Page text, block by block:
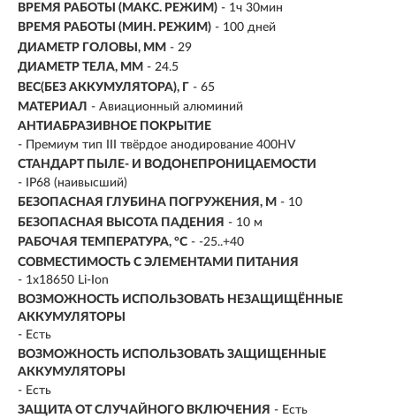
ВРЕМЯ РАБОТЫ (МАКС. РЕЖИМ) - 1ч 30мин
ВРЕМЯ РАБОТЫ (МИН. РЕЖИМ) - 100 дней
ДИАМЕТР ГОЛОВЫ, ММ - 29
ДИАМЕТР ТЕЛА, ММ - 24.5
ВЕС(БЕЗ АККУМУЛЯТОРА), Г - 65
МАТЕРИАЛ - Авиационный алюминий
АНТИАБРАЗИВНОЕ ПОКРЫТИЕ
- Премиум тип III твёрдое анодирование 400HV
СТАНДАРТ ПЫЛЕ- И ВОДОНЕПРОНИЦАЕМОСТИ
- IP68 (наивысший)
БЕЗОПАСНАЯ ГЛУБИНА ПОГРУЖЕНИЯ, М - 10
БЕЗОПАСНАЯ ВЫСОТА ПАДЕНИЯ - 10 м
РАБОЧАЯ ТЕМПЕРАТУРА, °C - -25..+40
СОВМЕСТИМОСТЬ С ЭЛЕМЕНТАМИ ПИТАНИЯ
- 1x18650 Li-Ion
ВОЗМОЖНОСТЬ ИСПОЛЬЗОВАТЬ НЕЗАЩИЩЁННЫЕ
АККУМУЛЯТОРЫ
- Есть
ВОЗМОЖНОСТЬ ИСПОЛЬЗОВАТЬ ЗАЩИЩЕННЫЕ
АККУМУЛЯТОРЫ
- Есть
ЗАЩИТА ОТ СЛУЧАЙНОГО ВКЛЮЧЕНИЯ - Есть